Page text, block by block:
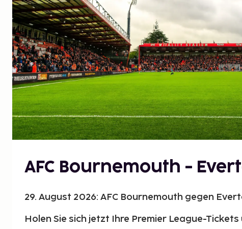
AFC Bournemouth -
29. August 2026: AFC Bournemouth gegen
Holen Sie sich jetzt Ihre Premier League-Tickets